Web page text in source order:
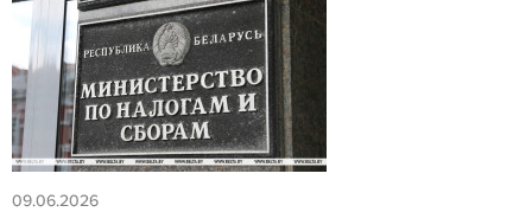
09.06.2026